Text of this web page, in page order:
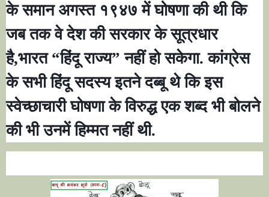
के समान अगस्त १९४७ में घोषणा की थी कि
जब तक वे देश की सरकार के सूत्रधार
है,भारत“हिंदू राज्य”नहीं हो सकेगा. कांग्रेस
के सभी हिंदू सदस्य इतने दब्बू थे कि इस
स्वेच्छाचारी घोषणा के विरुद्ध एक शब्द भी बोलने
की भी उनमें हिम्मत नहीं थी.